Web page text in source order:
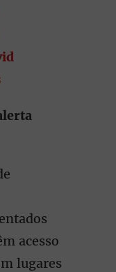
acesso
lugares